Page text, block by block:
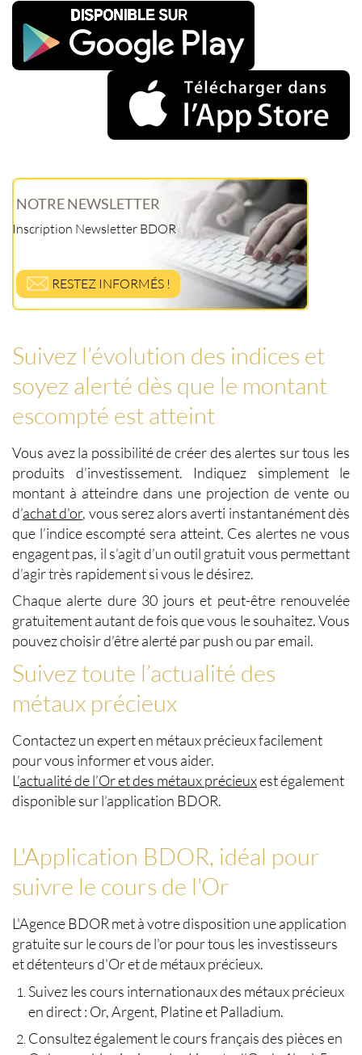
NOTRE NEWSLETTER
Inscription Newsletter BDOR
RESTEZ INFORMÉS !
Suivez l’évolution des indices et
soyez alerté dès que le montant
escompté est atteint
Vous avez la possibilité de créer des alertes sur tous les
produits d’investissement. Indiquez simplement le
montant à atteindre dans une projection de vente ou
d’achat d'or, vous serez alors averti instantanément dès
que l’indice escompté sera atteint. Ces alertes ne vous
engagent pas, il s’agit d’un outil gratuit vous permettant
d’agir très rapidement si vous le désirez.
Chaque alerte dure 30 jours et peut-être renouvelée
gratuitement autant de fois que vous le souhaitez. Vous
pouvez choisir d’être alerté par push ou par email.
Suivez toute l’actualité des
métaux précieux
Contactez un expert en métaux précieux facilement
pour vous informer et vous aider.
L’actualité de l’Or et des métaux précieuxest également
disponible sur l’application BDOR.
L'Application BDOR, idéal pour
suivre le cours de l'Or
L'Agence BDOR met à votre disposition uneapplication
gratuite sur le cours de l'orpour tous les investisseurs
et détenteurs d'Or et de métaux précieux.
Suivez les cours internationaux des métaux précieux
en direct : Or, Argent, Platine et Palladium.
Consultez également le cours français des pièces en